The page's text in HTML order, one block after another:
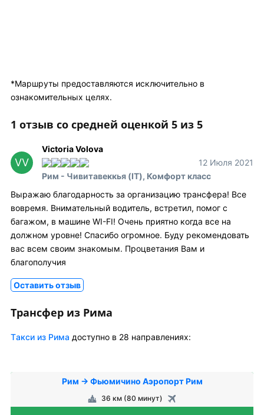
*Маршруты предоставляются исключительно в
ознакомительных целях.
1 отзыв со средней оценкой 5 из 5
VV
Victoria Volova
12 Июля 2021
Рим - Чивитавеккья (IT), Комфорт класс
Выражаю благодарность за организацию трансфера! Все
вовремя. Внимательный водитель, встретил, помог с
багажом, в машине WI-FI! Очень приятно когда все на
должном уровне! Спасибо огромное. Буду рекомендовать
вас всем своим знакомым. Процветания Вам и
благополучия
Оставить отзыв
Трансфер из Рима
Tакси из Рима доступно в 28 направлениях:
Рим → Фьюмичино Аэропорт Рим
36 км (80 минут)